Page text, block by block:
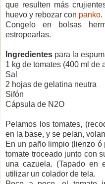
que resulten más
huevo y rebozar con panko.
Congelo en bolsas
estropearlas.
Ingredientes para la
1 kg de tomates (400 ml de
Sal
2 hojas de gelatina neutra
Sifón
Cápsula de N2O
Pelamos los tomates,
en la base, y se pelan,
En un paño limpio (lienzo ó
tomate troceado junto con
una cazuela. (Tapado en
utilizar un colador de tela.